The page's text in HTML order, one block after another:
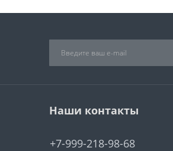
Наши контакты
+7-999-218-98-68